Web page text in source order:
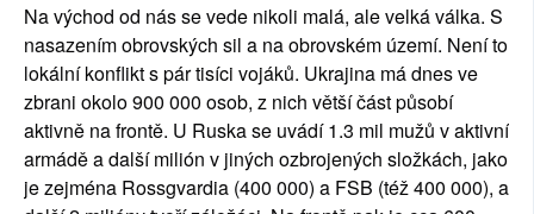
Na východ od nás se vede nikoli malá, ale velká válka. S
nasazením obrovských sil a na obrovském území. Není to
lokální konflikt s pár tisíci vojáků. Ukrajina má dnes ve
zbrani okolo 900 000 osob, z nich větší část působí
aktivně na frontě. U Ruska se uvádí 1.3 mil mužů v aktivní
armádě a další milión v jiných ozbrojených složkách, jako
je zejména Rossgvardia (400 000) a FSB (též 400 000), a